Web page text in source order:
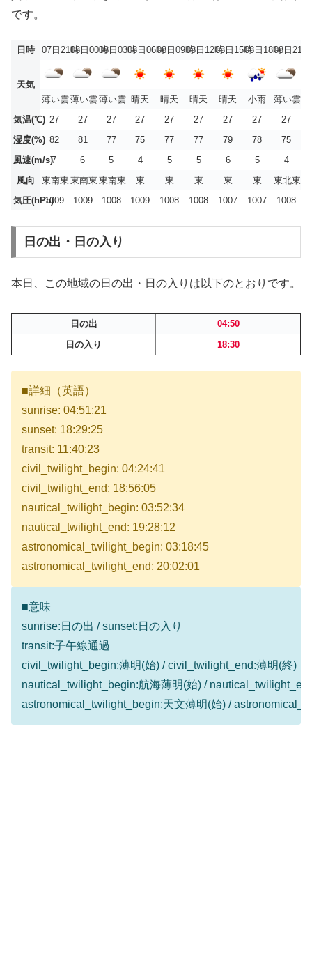
です。
日時 07日21時08日00時08日03時08日06時08日09時08日12時08日15時08日18時08日21時
天気
薄い雲薄い雲薄い雲 晴天 晴天 晴天 晴天 小雨
薄い雲
気温(℃) 27 27 27 27 27 27 27 27
27
湿度(%) 82 81 77 75 77 77 79 78
75
風速(m/s)7 6 5 4 5 5 6 5
4
風向
東南東 東南東 東南東 東 東 東 東 東
東北東
気圧(hPa)1009 1009 1008 1009 1008 1008 1007 1007 1008
日の出・日の入り
本日、この地域の日の出・日の入りは以下のとおりです。
日の出
04:50
日の入り
18:30
■詳細（英語）
sunrise: 04:51:21
sunset: 18:29:25
transit: 11:40:23
civil_twilight_begin: 04:24:41
civil_twilight_end: 18:56:05
nautical_twilight_begin: 03:52:34
nautical_twilight_end: 19:28:12
astronomical_twilight_begin: 03:18:45
astronomical_twilight_end: 20:02:01
■意味
sunrise:日の出 / sunset:日の入り
transit:子午線通過
civil_twilight_begin:薄明(始) / civil_twilight_end:薄明(終)
nautical_twilight_begin:航海薄明(始) /
astronomical_twilight_begin:天文薄明(始) /